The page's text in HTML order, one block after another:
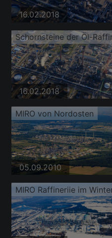
16.02.2018
Schornsteine der Öl-
16.02.2018
MIRO von Nordosten
05.09.2010
MIRO Raffineriie im